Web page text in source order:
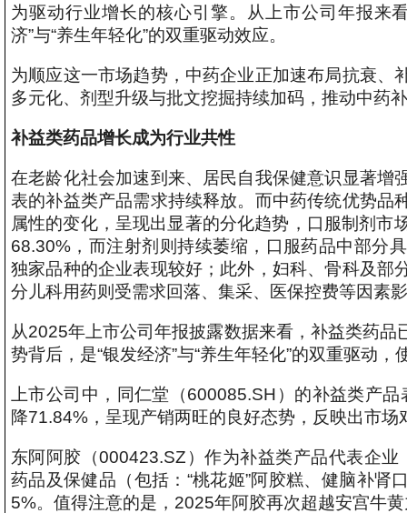
为驱动行业增长的核心引擎。从上市公司年报来
济”与“养生年轻化”的双重驱动效应。
为顺应这一市场趋势，中药企业正加速布局抗衰、
多元化、剂型升级与批文挖掘持续加码，推动中药
补益类药品增长成为行业共性
在老龄化社会加速到来、居民自我保健意识显著增
表的补益类产品需求持续释放。而中药传统优势品
属性的变化，呈现出显著的分化趋势，口服制剂
68.30%，而注射剂则持续萎缩，口服药品中部分
独家品种的企业表现较好；此外，妇科、骨科及部
分儿科用药则受需求回落、集采、医保控费等因素
从2025年上市公司年报披露数据来看，补益类药
势背后，是“银发经济”与“养生年轻化”的双重驱动
上市公司中，同仁堂（600085.SH）的补益类产
降71.84%，呈现产销两旺的良好态势，反映出市
东阿阿胶（000423.SZ）作为补益类产品代表企
药品及保健品（包括：“桃花姬”阿胶糕、健脑补
5%。值得注意的是，2025年阿胶再次超越安宫牛